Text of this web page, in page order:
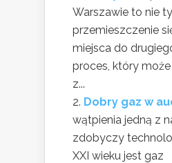
Warszawie to nie
przemieszczenie
miejsca do
proces, który
z...
Dobry gaz w
wątpienia jedną z
zdobyczy
XXI wieku jest gaz